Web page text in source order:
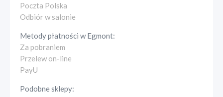
Poczta Polska
Odbiór w salonie
Metody płatności wEgmont:
Za pobraniem
Przelew on-line
PayU
Podobne sklepy: